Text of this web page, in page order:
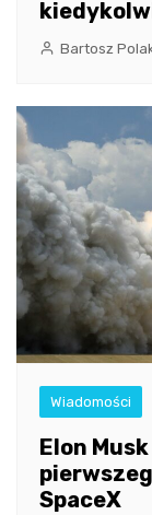
Bartosz
Wiadomości
Elon
SpaceX